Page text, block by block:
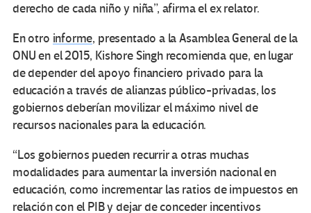
derecho de cada niño y niña”, afirma el ex relator.
En otro informe, presentado a la Asamblea General de la
ONU en el 2015, Kishore Singh recomienda que, en lugar
de depender del apoyo financiero privado para la
educación a través de alianzas público-privadas, los
gobiernos deberían movilizar el máximo nivel de
recursos nacionales para la educación.
“Los gobiernos pueden recurrir a otras muchas
modalidades para aumentar la inversión nacional en
educación, como incrementar las ratios de impuestos en
relación con el PIB y dejar de conceder incentivos